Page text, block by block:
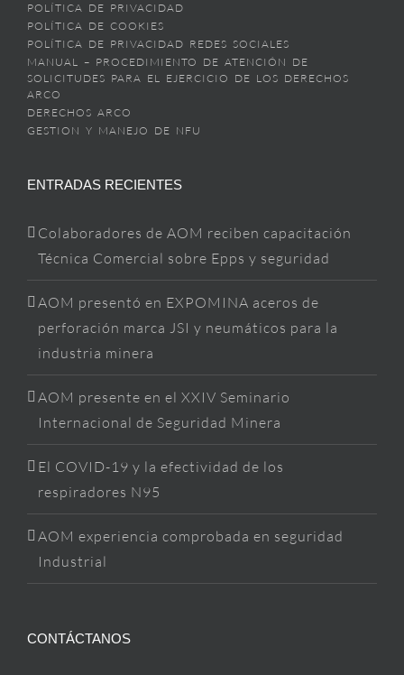
POLÍTICA DE PRIVACIDAD
POLÍTICA DE COOKIES
POLÍTICA DE PRIVACIDAD REDES SOCIALES
MANUAL – PROCEDIMIENTO DE ATENCIÓN DE
SOLICITUDES PARA EL EJERCICIO DE LOS DERECHOS
ARCO
DERECHOS ARCO
GESTION Y MANEJO DE NFU
ENTRADAS RECIENTES
Colaboradores de AOM reciben capacitación
Técnica Comercial sobre Epps y seguridad
AOM presentó en EXPOMINA aceros de
perforación marca JSI y neumáticos para la
industria minera
AOM presente en el XXIV Seminario
Internacional de Seguridad Minera
El COVID-19 y la efectividad de los
respiradores N95
AOM experiencia comprobada en seguridad
Industrial
CONTÁCTANOS